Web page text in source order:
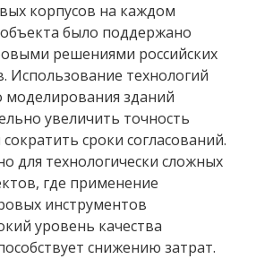
корпусов на каждом
было поддержано
решениями российских
Использование технологий
зданий
увеличить точность
сроки согласований.
для технологически сложных
где применение
инструментов
уровень качества
снижению затрат.